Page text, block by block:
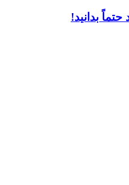
بدانید!